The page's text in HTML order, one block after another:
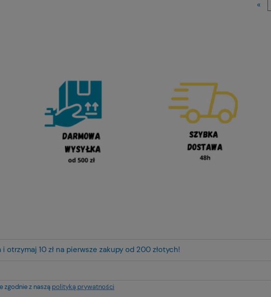
«
otrzymaj 10 zł na pierwsze zakupy od 200 złotych!
zgodnie z naszą polityką prywatności